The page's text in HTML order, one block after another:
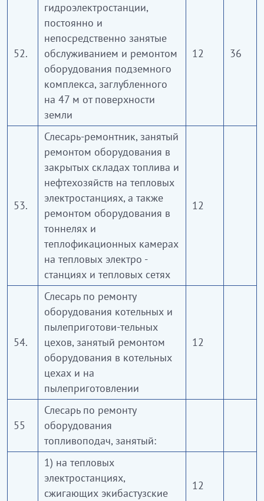
52.
гидроэлектростанции,
постоянно и
непосредственно занятые
обслуживанием и ремонтом
оборудования подземного
комплекса, заглубленного
на 47 м от поверхности
земли
12 36
53.
Слесарь-ремонтник, занятый
ремонтом оборудования в
закрытых складах топлива и
нефтехозяйств на тепловых
электростанциях, а также
ремонтом оборудования в
тоннелях и
теплофикационных камерах
на тепловых электро -
станциях и тепловых сетях
12
54.
Слесарь по ремонту
оборудования котельных и
пылеприготови-тельных
цехов, занятый ремонтом
оборудования в котельных
цехах и на
пылеприготовлении
12
55
Слесарь по ремонту
оборудования
топливоподач, занятый:
1) на тепловых
электростанциях,
сжигающих экибастузские
12